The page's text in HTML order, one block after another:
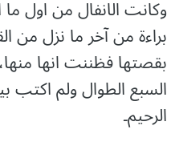
وكانت الانفال من اول ما
براءة من آخر ما نزل من
بقصتها فظننت انها
السبع الطوال ولم اكتب
الرحيم۔